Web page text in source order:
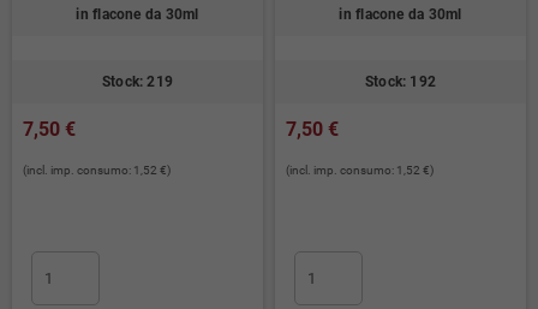
in flacone da 30ml
Stock: 219
7,50 €
(incl. imp. consumo: 1,52 €)
in flacone da 30ml
Stock: 192
7,50 €
(incl. imp. consumo: 1,52 €)